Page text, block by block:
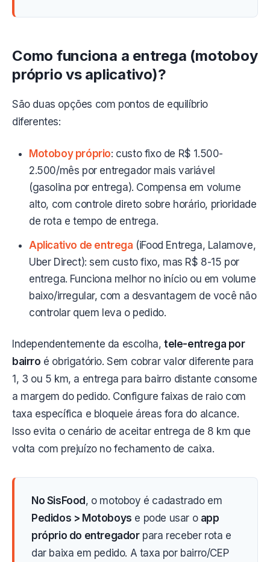
Como funciona a entrega (motoboy
próprio vs aplicativo)?
São duas opções com pontos de equilíbrio
diferentes:
Motoboy próprio: custo fixo de R$ 1.500-
2.500/mês por entregador mais variável
(gasolina por entrega). Compensa em volume
alto, com controle direto sobre horário, prioridade
de rota e tempo de entrega.
Aplicativo de entrega (iFood Entrega, Lalamove,
Uber Direct): sem custo fixo, mas R$ 8-15 por
entrega. Funciona melhor no início ou em volume
baixo/irregular, com a desvantagem de você não
controlar quem leva o pedido.
Independentemente da escolha, tele-entrega por
bairro é obrigatório. Sem cobrar valor diferente para
1, 3 ou 5 km, a entrega para bairro distante consome
a margem do pedido. Configure faixas de raio com
taxa específica e bloqueie áreas fora do alcance.
Isso evita o cenário de aceitar entrega de 8 km que
volta com prejuízo no fechamento de caixa.
No SisFood , o motoboy é cadastrado em
Pedidos > Motoboys e pode usar o app
próprio do entregadorpara receber rota e
dar baixa em pedido. A taxa por bairro/CEP